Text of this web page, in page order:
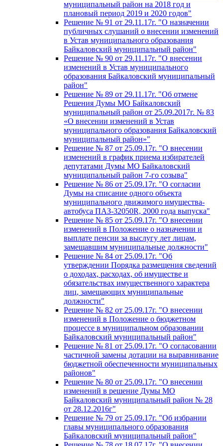
муниципальный район на 2018 год и
плановый период 2019 и 2020 годов"
Решение № 91 от 29.11.17г. "О назначении
публичных слушаний о внесении изменений
в Устав муниципального образования
Байкаловский муниципальный район"
Решение № 90 от 29.11.17г. "О внесении
изменений в Устав муниципального
образования Байкаловский муниципальный
район"
Решение № 89 от 29.11.17г. "Об отмене
Решения Думы МО Байкаловский
муниципальный район от 25.09.2017г. № 83
«О внесении изменений в Устав
муниципального образования Байкаловский
муниципальный район»"
Решение № 87 от 25.09.17г. "О внесении
изменений в график приема избирателей
депутатами Думы МО Байкаловский
муниципальный район 7-го созыва"
Решение № 86 от 25.09.17г. "О согласии
Думы на списание одного объекта
муниципального движимого имущества-
автобуса ПАЗ-32050R, 2000 года выпуска"
Решение № 85 от 25.09.17г. "О внесении
изменений в Положение о назначении и
выплате пенсии за выслугу лет лицам,
замещавшим муниципальные должности"
Решение № 84 от 25.09.17г. "Об
утверждении Порядка размещения сведений
о доходах, расходах, об имуществе и
обязательствах имущественного характера
лиц, замещающих муниципальные
должности"
Решение № 82 от 25.09.17г. "О внесении
изменений в Положение о бюджетном
процессе в муниципальном образовании
Байкаловский муниципальный район"
Решение № 81 от 25.09.17г. "О согласовании
частичной замены дотации на выравнивание
бюджетной обеспеченности муниципальных
районов"
Решение № 80 от 25.09.17г. "О внесении
изменений в решение Думы МО
Байкаловский муниципальный район № 28
от 28.12.2016г"
Решение № 79 от 25.09.17г. "Об избрании
главы муниципального образования
Байкаловский муниципальный район"